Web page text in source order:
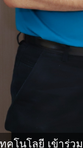
โนโลยี เข้าร่